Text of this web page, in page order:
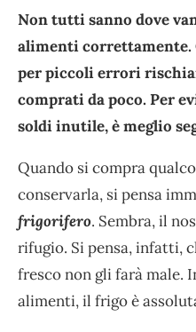
Non tutti sanno dove
alimenti correttamente.
per piccoli errori
comprati da poco. Per
soldi inutile, è meglio
Quando si compra
conservarla, si pensa
frigorifero. Sembra, il
rifugio. Si pensa, infatti,
fresco non gli farà male.
alimenti, il frigo è